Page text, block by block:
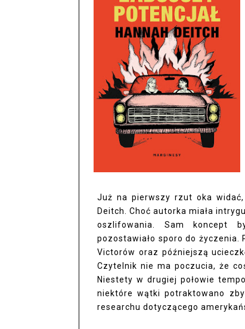
Już na pierwszy rzut oka widać,
Deitch. Choć autorka miała
oszlifowania. Sam koncept
pozostawiało sporo do
Victorów oraz późniejszą
Czytelnik nie ma poczucia, że
Niestety w drugiej połowie
niektóre wątki potraktowano
researchu dotyczącego